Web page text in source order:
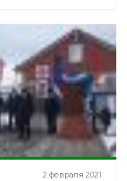
2 февраля 2021